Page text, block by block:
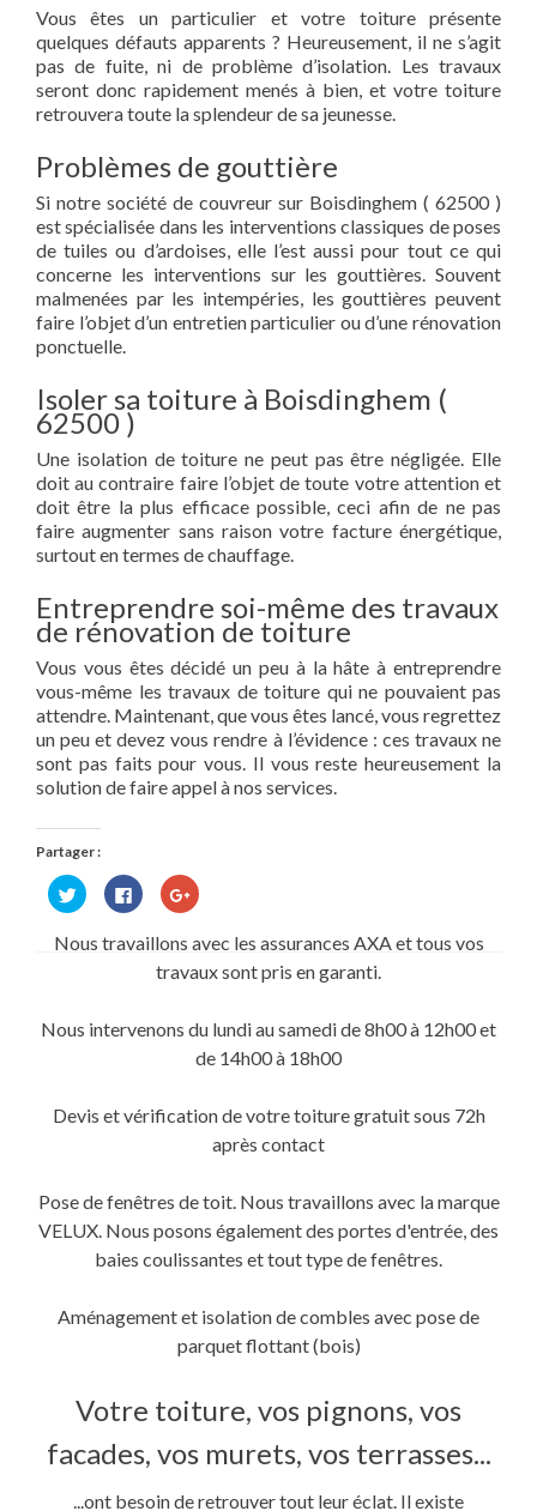
Vous êtes un particulier et votre toiture présente
quelques défauts apparents ? Heureusement, il ne s’agit
pas de fuite, ni de problème d’isolation. Les travaux
seront donc rapidement menés à bien, et votre toiture
retrouvera toute la splendeur de sa jeunesse.
Problèmes de gouttière
Si notre société de couvreur sur Boisdinghem ( 62500 )
est spécialisée dans les interventions classiques de poses
de tuiles ou d’ardoises, elle l’est aussi pour tout ce qui
concerne les interventions sur les gouttières. Souvent
malmenées par les intempéries, les gouttières peuvent
faire l’objet d’un entretien particulier ou d’une rénovation
ponctuelle.
Isoler sa toiture à Boisdinghem (
62500 )
Une isolation de toiture ne peut pas être négligée. Elle
doit au contraire faire l’objet de toute votre attention et
doit être la plus efficace possible, ceci afin de ne pas
faire augmenter sans raison votre facture énergétique,
surtout en termes de chauffage.
Entreprendre soi-même des travaux
de rénovation de toiture
Vous vous êtes décidé un peu à la hâte à entreprendre
vous-même les travaux de toiture qui ne pouvaient pas
attendre. Maintenant, que vous êtes lancé, vous regrettez
un peu et devez vous rendre à l’évidence : ces travaux ne
sont pas faits pour vous. Il vous reste heureusement la
solution de faire appel à nos services.
Partager :
Cliquez
pour
partager
Twitter(ouvre
Cliquez
pour
partager
sur
Facebook(ouvre
dans
une
Cliquez
pour
Google+
dans
fenêtre)
Nous travaillons avec les assurances AXA et tous vos
travaux sont pris en garanti.
Nous intervenons du lundi au samedi de 8h00 à 12h00 et
de 14h00 à 18h00
Devis et vérification de votre toiture gratuit sous 72h
après contact
Pose de fenêtres de toit. Nous travaillons avec la marque
VELUX. Nous posons également des portes d'entrée, des
baies coulissantes et tout type de fenêtres.
Aménagement et isolation de combles avec pose de
parquet flottant (bois)
Votre toiture, vos pignons, vos
facades, vos murets, vos terrasses...
...ont besoin de retrouver tout leur éclat. Il existe